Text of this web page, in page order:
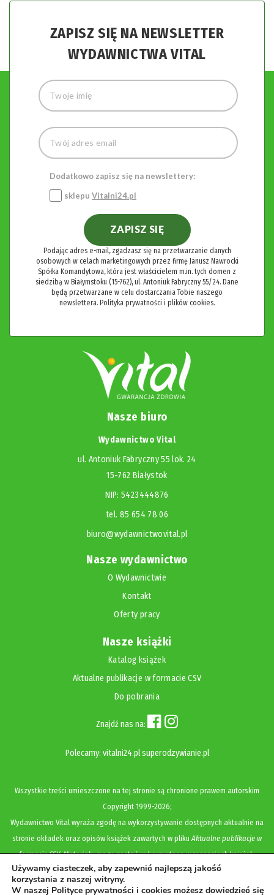
ZAPISZ SIĘ NA NEWSLETTER
WYDAWNICTWA VITAL
Dodatkowo zapisz się na newslettery:
sklepu Vitalni24.pl
ZAPISZ SIĘ
Podając adres e-mail, zgadzasz się na przetwarzanie danych
osobowych w celach marketingowych przez firmę Janusz Nawrocki
Spółka Komandytowa, która jest właścicielem m.in. tych domen z
siedzibą w Białymstoku (15-762), ul. Antoniuk Fabryczny 55/24. Dane
będą przetwarzane w celu dostarczania Tobie naszego
newslettera. Polityka prywatności i plików cookies.
Nasze biuro
Wydawnictwo Vital
ul. Antoniuk Fabryczny 55 lok. 24
15-762 Białystok
NIP: 5423444876
tel. 85 654 78 06
biuro@wydawnictwovital.pl
Nasze wydawnictwo
O Wydawnictwie
Kontakt
Oferty pracy
Nasze książki
Katalog książek
Aktualne publikacje w formacie CSV
Do pobrania
Znajdź nas na:
Polecamy: vitalni24.pl superodzywianie.pl
Wszystkie treści umieszczone na tej stronie są chronione prawem autorskim
Copyright1999-2026;
Wydawnictwo Vital wyraża zgodę na wykorzystywanie dostępnych aktualnie na
stronie okładek oraz opisów książek zawartych w pliku Aktualne publikacje w
formacie CSV. Materiały mogą zostać wykorzystane w recenzjach książek,
katalogach internetowych, bibliotecznych (OPAC) oraz materiałach promujących
legalną dystrybucję książek. Usunięcie materiału z ww. strony internetowej,
Używamy ciasteczek, aby zapewnić najlepszą jakość
korzystania z naszej witryny.
W naszej Polityce prywatności i cookies możesz dowiedzieć się